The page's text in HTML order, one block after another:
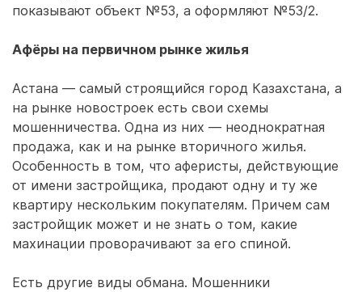
показывают объект №53, а оформляют №53/2.
Афёры на первичном рынке жилья
Астана — самый строящийся город Казахстана, а
на рынке новостроек есть свои схемы
мошенничества. Одна из них — неоднократная
продажа, как и на рынке вторичного жилья.
Особенность в том, что аферисты, действующие
от имени застройщика, продают одну и ту же
квартиру нескольким покупателям. Причем сам
застройщик может и не знать о том, какие
махинации проворачивают за его спиной.
Есть другие виды обмана. Мошенники